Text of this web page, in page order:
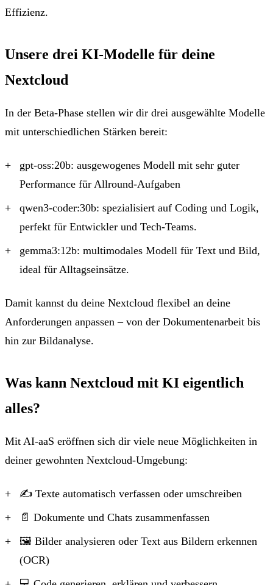
Effizienz.
Unsere drei KI-Modelle für deine
Nextcloud
In der Beta-Phase stellen wir dir drei ausgewählte Modelle
mit unterschiedlichen Stärken bereit:
gpt-oss:20b: ausgewogenes Modell mit sehr guter
Performance für Allround-Aufgaben
qwen3-coder:30b: spezialisiert auf Coding und Logik,
perfekt für Entwickler und Tech-Teams.
gemma3:12b: multimodales Modell für Text und Bild,
ideal für Alltagseinsätze.
Damit kannst du deine Nextcloud flexibel an deine
Anforderungen anpassen – von der Dokumentenarbeit bis
hin zur Bildanalyse.
Was kann Nextcloud mit KI eigentlich
alles?
Mit AI-aaS eröffnen sich dir viele neue Möglichkeiten in
deiner gewohnten Nextcloud-Umgebung:
✍️ Texte automatisch verfassen oder umschreiben
📄 Dokumente und Chats zusammenfassen
🖼 Bilder analysieren oder Text aus Bildern erkennen
(OCR)